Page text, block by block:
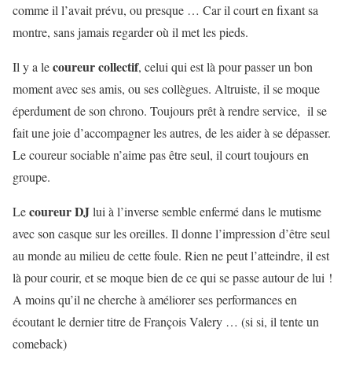
comme il l’avait prévu, ou presque … Car il court en fixant sa
montre, sans jamais regarder où il met les pieds.
Il y a lecoureur collectif, celui qui est là pour passer un bon
moment avec ses amis, ou ses collègues. Altruiste, il se moque
éperdument de son chrono. Toujours prêt à rendre service, il se
fait une joie d’accompagner les autres, de les aider à se dépasser.
Le coureur sociable n’aime pas être seul, il court toujours en
groupe.
Lecoureur DJlui à l’inverse semble enfermé dans le mutisme
avec son casque sur les oreilles. Il donne l’impression d’être seul
au monde au milieu de cette foule. Rien ne peut l’atteindre, il est
là pour courir, et se moque bien de ce qui se passe autour de lui !
A moins qu’il ne cherche à améliorer ses performances en
écoutant le dernier titre de François Valery … (si si, il tente un
comeback)